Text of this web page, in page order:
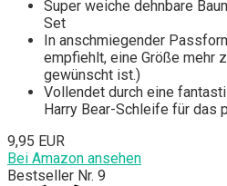
Super weiche dehnbare
Set
In anschmiegender
empfiehlt, eine Größe mehr
gewünscht ist.)
Vollendet durch eine
Harry Bear-Schleife für das
9,95 EUR
Bei Amazon ansehen
Bestseller Nr. 9